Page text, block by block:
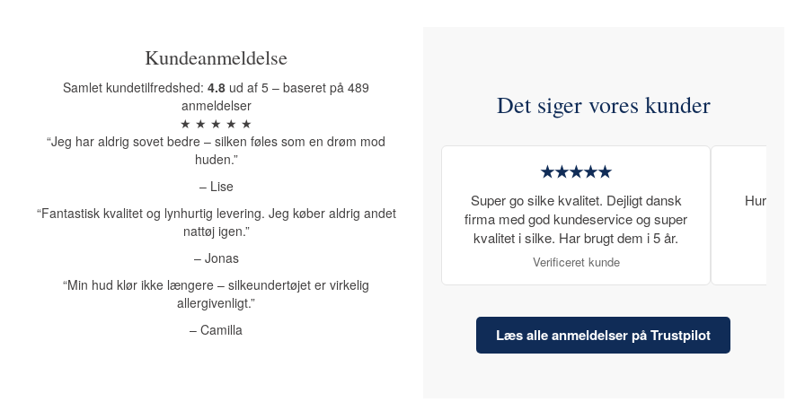
Kundeanmeldelse
Samlet kundetilfredshed:4.8 ud af 5 – baseret på 489
anmeldelser
★ ★ ★ ★ ★
“Jeg har aldrig sovet bedre – silken føles som en drøm mod
huden.”
– Lise
“Fantastisk kvalitet og lynhurtig levering. Jeg køber aldrig andet
nattøj igen.”
– Jonas
“Min hud klør ikke længere – silkeundertøjet er virkelig
allergivenligt.”
– Camilla
Det siger vores kunder
★★★★★
Super go silke kvalitet. Dejligt dansk
firma med god kundeservice og super
kvalitet i silke. Har brugt dem i 5 år.
Verificeret kunde
Hurtig
Læs alle anmeldelser på Trustpilot